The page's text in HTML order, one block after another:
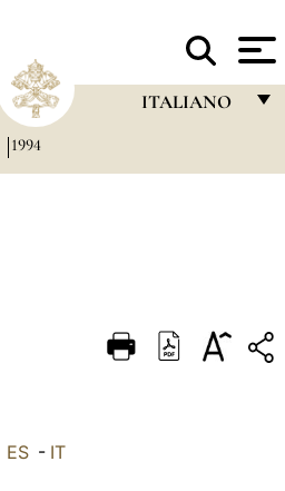
ITALIANO
DEUTSCH
1994
ES- IT